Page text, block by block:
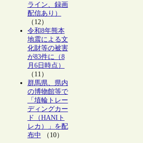
ライン、録画
配信あり）
（12）
令和8年熊本
地震による文
化財等の被害
が83件に（8
月6日時点）
（11）
群馬県、県内
の博物館等で
「埴輪トレー
ディングカー
ド（HANIト
レカ）」を配
布中 （10）